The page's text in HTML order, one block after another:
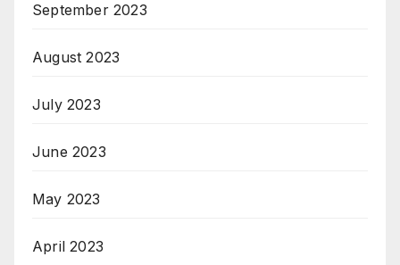
September 2023
August 2023
July 2023
June 2023
May 2023
April 2023